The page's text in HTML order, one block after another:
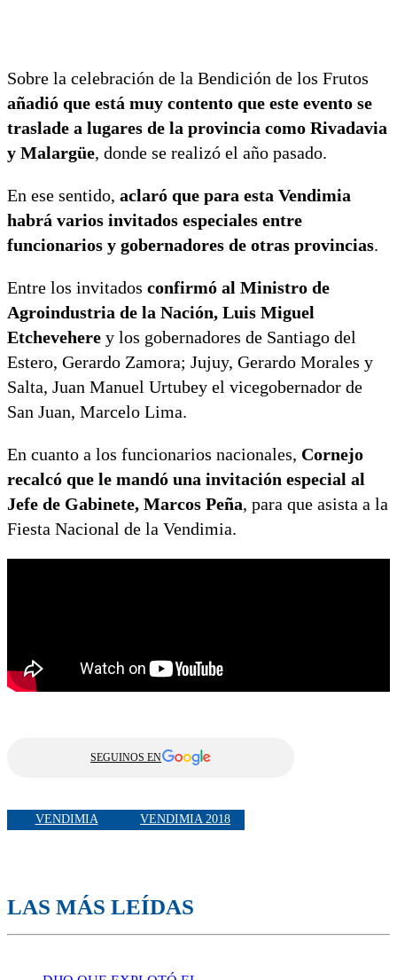
Sobre la celebración de la Bendición de los Frutos
añadió que está muy contento que este evento se
traslade a lugares de la provincia como Rivadavia
y Malargüe, donde se realizó el año pasado.
En ese sentido, aclaró que para esta Vendimia
habrá varios invitados especiales entre
funcionarios y gobernadores de otras provincias.
Entre los invitados confirmó al Ministro de
Agroindustria de la Nación, Luis Miguel
Etchevehere y los gobernadores de Santiago del
Estero, Gerardo Zamora; Jujuy, Gerardo Morales y
Salta, Juan Manuel Urtubey el vicegobernador de
San Juan, Marcelo Lima.
En cuanto a los funcionarios nacionales, Cornejo
recalcó que le mandó una invitación especial al
Jefe de Gabinete, Marcos Peña, para que asista a la
Fiesta Nacional de la Vendimia.
SEGUINOS EN
VENDIMIA VENDIMIA 2018
LAS MÁS LEÍDAS